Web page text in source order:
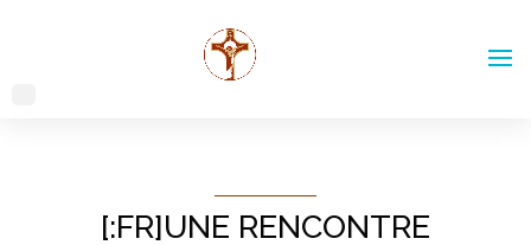
[:FR]UNE RENCONTRE